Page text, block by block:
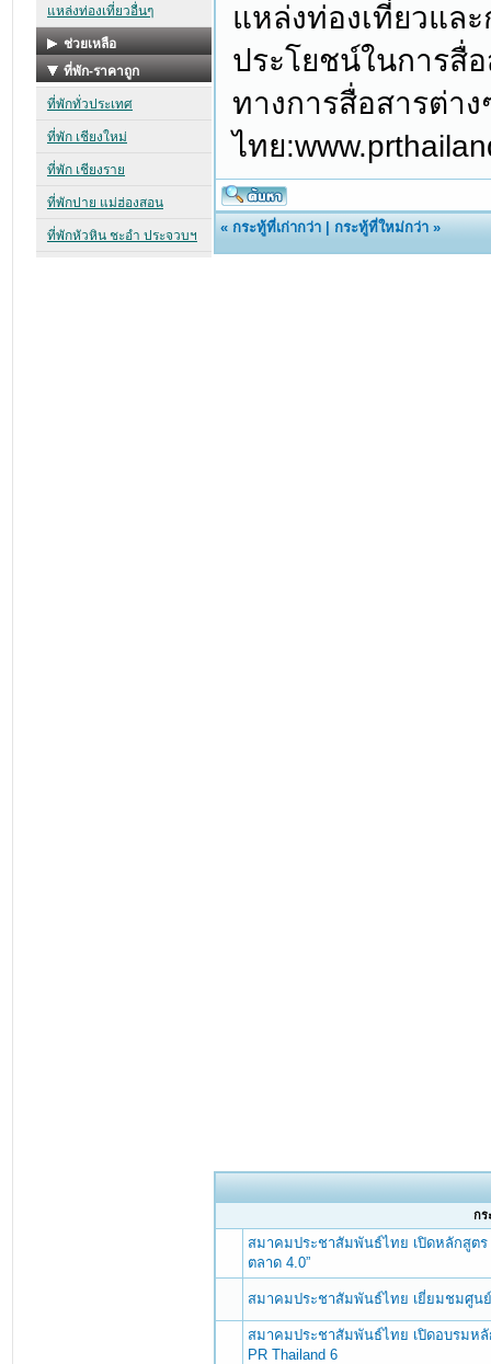
แหล่งท่องเที่ยวแล
ประโยชน์ในการสื่
ทางการสื่อสารต่า
ไทย
«กระทู้ที่เก่ากว่า |กระทู้ที่ใหม่กว่า »
กร
สมาคมประชาสัมพันธ์ไทย เปิดหลักสูตร
ตลาด 4.0”
สมาคมประชาสัมพันธ์ไทย เยี่ยมชมศูน
สมาคมประชาสัมพันธ์ไทย เปิดอบรมหลั
PR Thailand 6